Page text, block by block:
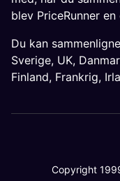
blev PriceRunner
Du kan
Sverige, UK,
Finland, Frankrig,
Copyright